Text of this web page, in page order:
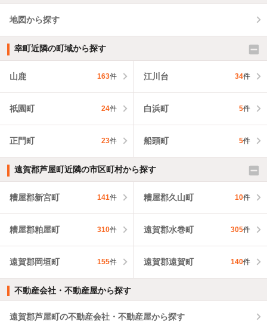
地図から探す
幸町近隣の町域から探す
山鹿 163件 江川台 34件
祇園町 24件 白浜町 5件
正門町 23件 船頭町 5件
遠賀郡芦屋町近隣の市区町村から探す
糟屋郡新宮町 141件 糟屋郡久山町 10件
糟屋郡粕屋町 310件 遠賀郡水巻町 305件
遠賀郡岡垣町 155件 遠賀郡遠賀町 140件
不動産会社・不動産屋から探す
遠賀郡芦屋町の不動産会社・不動産屋から探す